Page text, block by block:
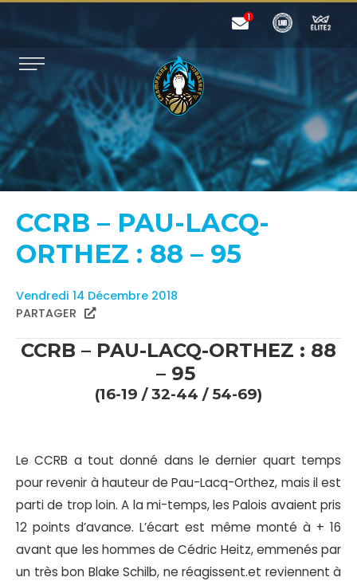
CCRB – PAU-LACQ-
ORTHEZ : 88 – 95
Vendredi 14 Décembre 2018
PARTAGER
CCRB – PAU-LACQ-ORTHEZ : 88
– 95
(16-19 / 32-44 / 54-69)
Le CCRB a tout donné dans le dernier quart temps
pour revenir à hauteur de Pau-Lacq-Orthez, mais il est
parti de trop loin. A la mi-temps, les Palois avaient pris
12 points d’avance. L’écart est même monté à + 16
avant que les hommes de Cédric Heitz, emmenés par
un très bon Blake Schilb, ne réagissent.et reviennent à